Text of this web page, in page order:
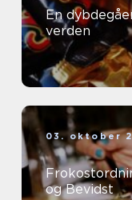
En
verden
03. oktober
og Bevidst